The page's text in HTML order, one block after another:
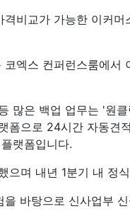
비교가 가능한 이커
엑스 컨퍼런스룸에
많은 백업 업무는 '원
폼으로 24시간 자동견
랫폼입니다.
으며 내년 1분기 내 정
바탕으로 신사업부